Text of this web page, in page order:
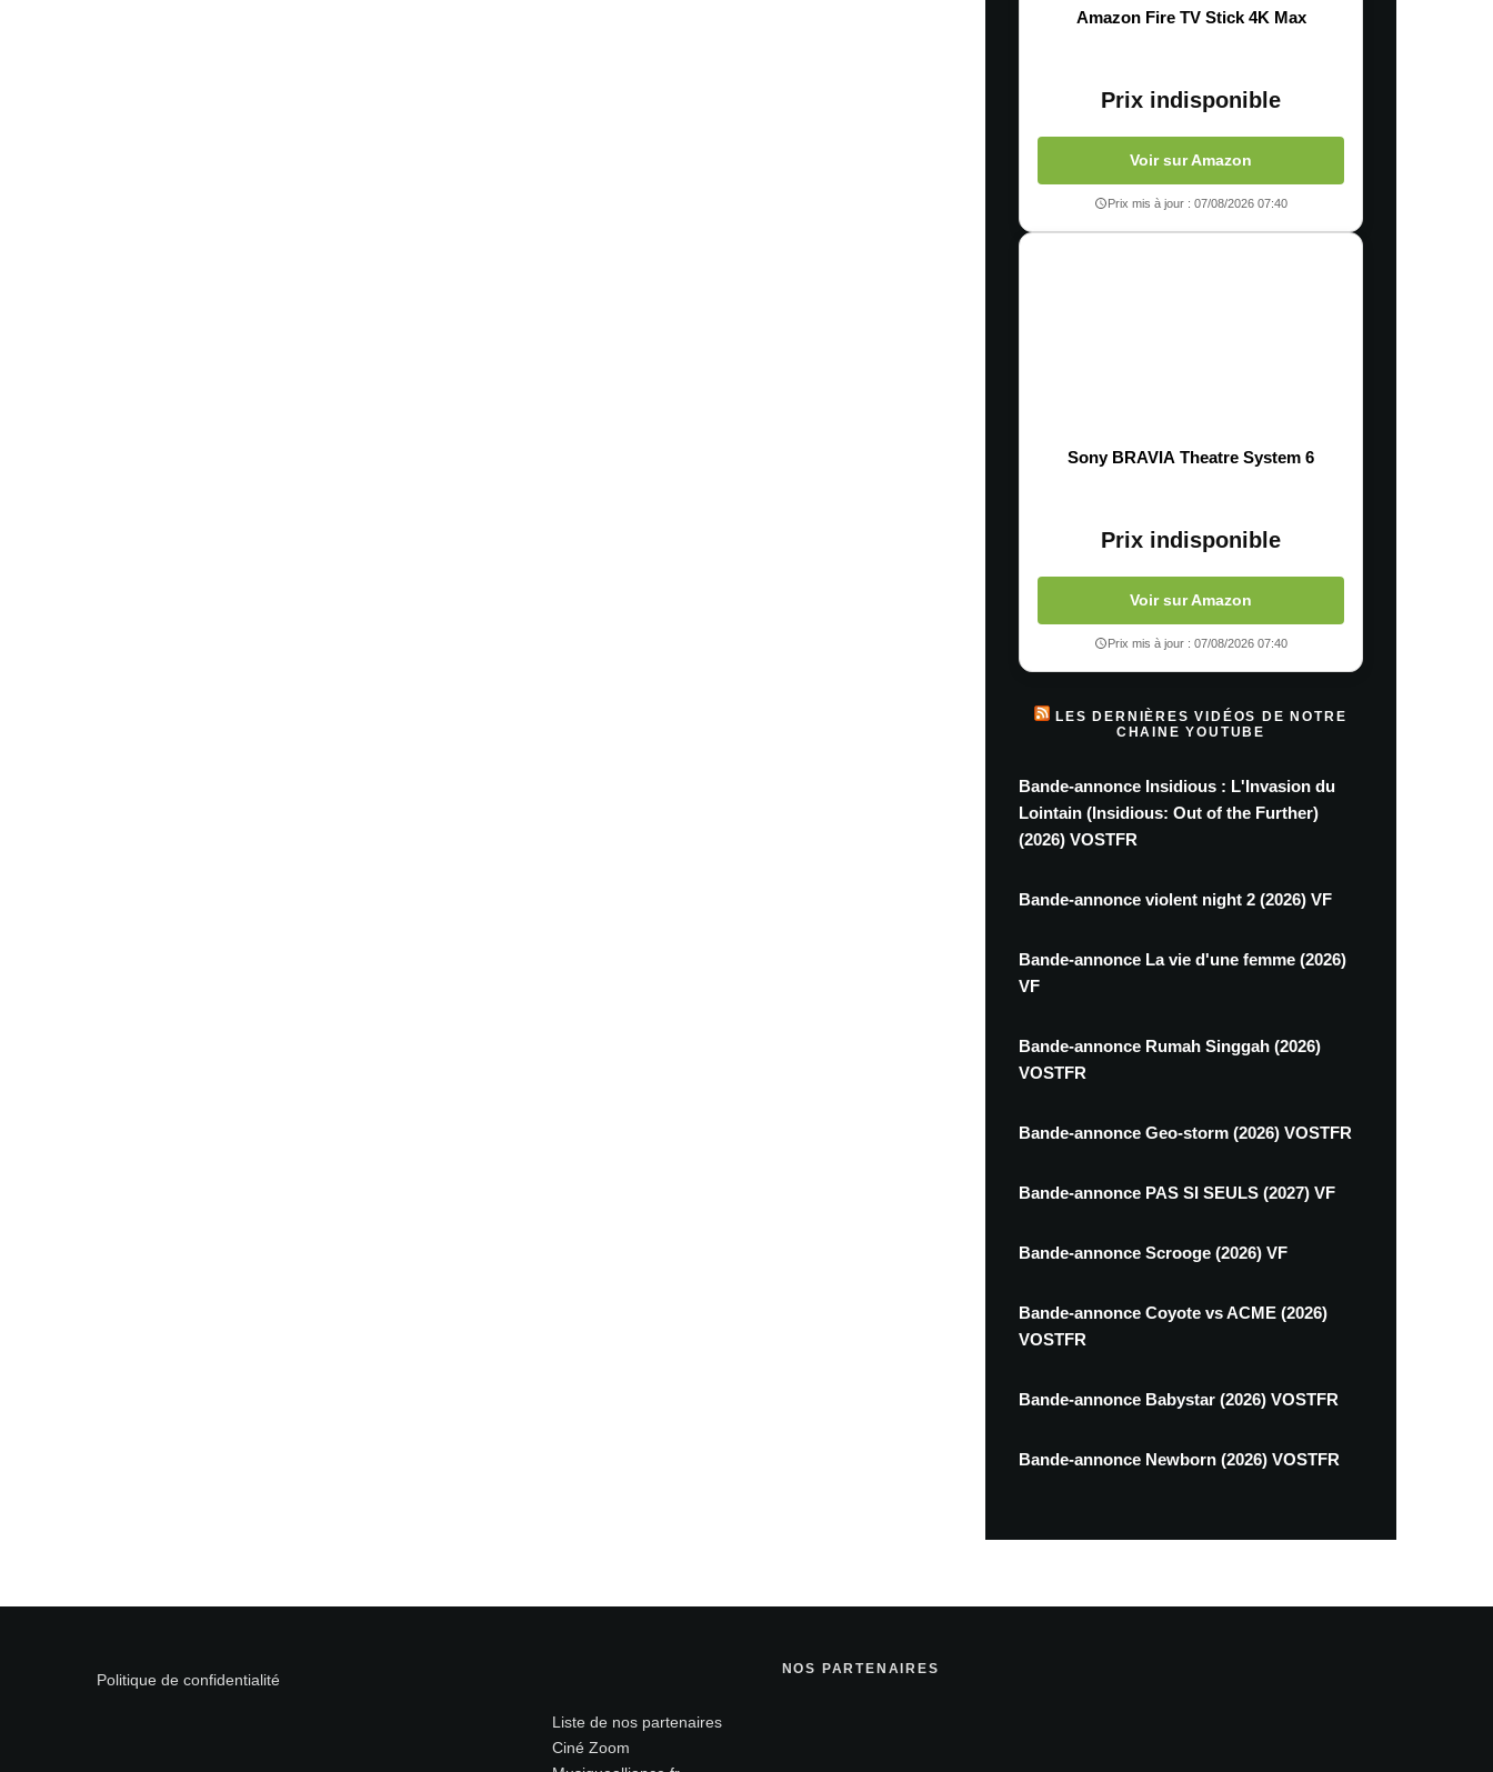
Amazon Fire TV Stick 4K Max
Prix indisponible
Voir sur Amazon
Prix mis à jour : 07/08/2026 07:40
Sony BRAVIA Theatre System 6
Prix indisponible
Voir sur Amazon
Prix mis à jour : 07/08/2026 07:40
LES DERNIÈRES VIDÉOS DE NOTRE
CHAINE YOUTUBE
Bande-annonce Insidious : L'Invasion du
Lointain (Insidious: Out of the Further)
(2026) VOSTFR
Bande-annonce violent night 2 (2026) VF
Bande-annonce La vie d'une femme (2026)
VF
Bande-annonce Rumah Singgah (2026)
VOSTFR
Bande-annonce Geo-storm (2026) VOSTFR
Bande-annonce PAS SI SEULS (2027) VF
Bande-annonce Scrooge (2026) VF
Bande-annonce Coyote vs ACME (2026)
VOSTFR
Bande-annonce Babystar (2026) VOSTFR
Bande-annonce Newborn (2026) VOSTFR
Politique de confidentialité
NOS PARTENAIRES
Liste de nos partenaires
Ciné Zoom